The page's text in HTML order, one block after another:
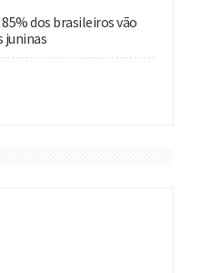
dos brasileiros vão
juninas